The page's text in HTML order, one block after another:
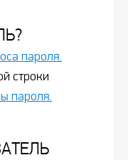
пароля.
строки
пароля.